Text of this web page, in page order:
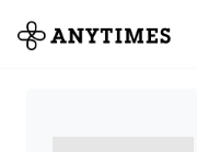
全て